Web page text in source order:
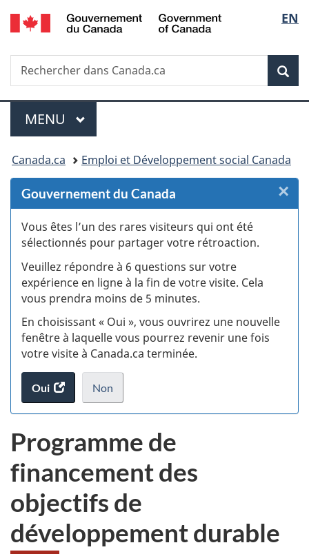
Passer
au
des
Passer
au
principal
Passer
à
Au
du
Passer
à
version
simplifiée
de
la
EN
Recherche
Rechercher
dans
Menu
MENU PRINCIPAL
Vous
êtes
ici :
Canada.ca Emploi et Développement social Canada
Gouvernement du Canada
Vous êtes l’un des rares visiteurs qui ont été
sélectionnés pour partager votre rétroaction.
Veuillez répondre à 6 questions sur votre
expérience en ligne à la fin de votre visite. Cela
vous prendra moins de 5 minutes.
En choisissant « Oui », vous ouvrirez une nouvelle
fenêtre à laquelle vous pourrez revenir une fois
votre visite à Canada.ca terminée.
Oui
accéder
au
Non
je
veux
pas
participer
au
sondage
du
site
web,
.
×
Programme de
financement des
objectifs de
développement durable